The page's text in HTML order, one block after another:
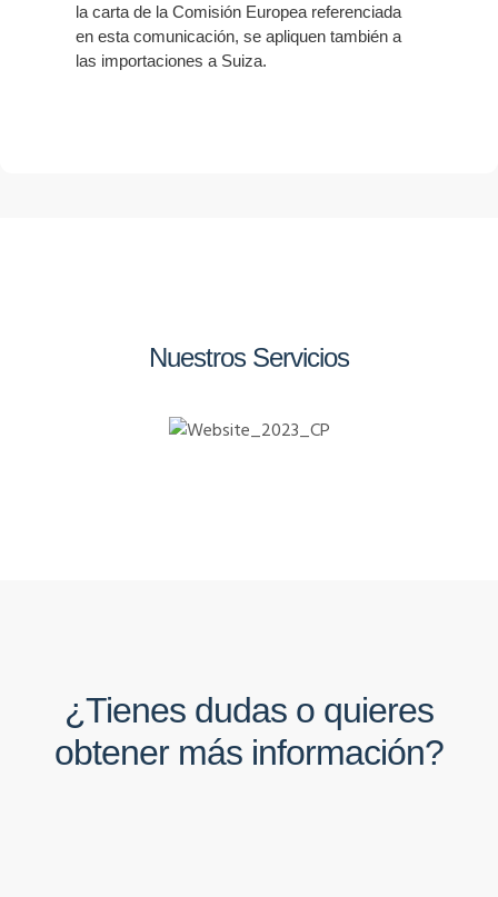
la carta de la Comisión Europea referenciada
en esta comunicación, se apliquen también a
las importaciones a Suiza.
Nuestros Servicios
¿Tienes dudas o quieres
obtener más información?